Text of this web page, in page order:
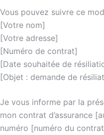
Vous pouvez suivre ce
[Votre nom]
[Votre adresse]
[Numéro de contrat]
[Date souhaitée de
[Objet : demande de
Je vous informe par la
mon contrat d’assurance
numéro [numéro du